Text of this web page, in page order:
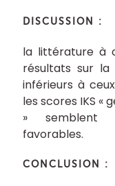
DISCUSSION :
la littérature à
résultats sur la
inférieurs à
les scores IKS «
» semblent
favorables.
CONCLUSION :